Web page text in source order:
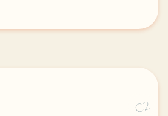
vie privee est une priorite
C2